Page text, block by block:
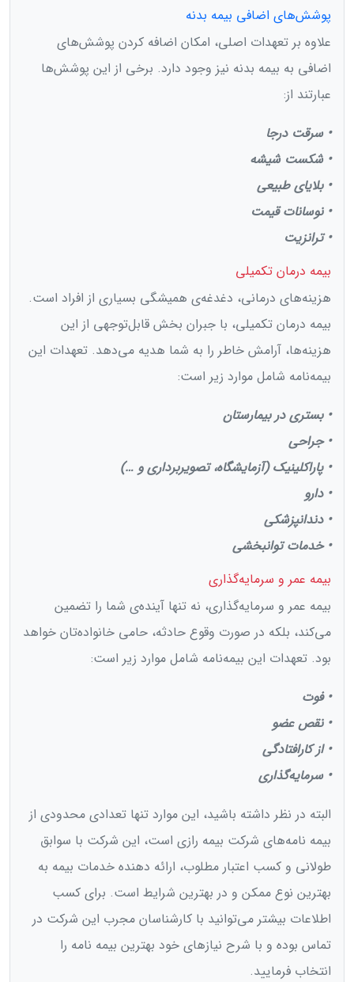
پوشش‌های اضافی بیمه بدنه
علاوه بر تعهدات اصلی، امکان اضافه کردن پوشش‌های
اضافی به بیمه بدنه نیز وجود دارد. برخی از این پوشش‌ها
عبارتند از:
• سرقت درجا
• شکست شیشه
• بلایای طبیعی
• نوسانات قیمت
• ترانزیت
بیمه درمان تکمیلی
هزینه‌های درمانی، دغدغه‌ی همیشگی بسیاری از افراد است.
بیمه درمان تکمیلی، با جبران بخش قابل‌توجهی از این
هزینه‌ها، آرامش خاطر را به شما هدیه می‌دهد. تعهدات این
بیمه‌نامه شامل موارد زیر است:
• بستری در بیمارستان
• جراحی
• پاراکلینیک (آزمایشگاه، تصویربرداری و …)
• دارو
• دندانپزشکی
• خدمات توانبخشی
بیمه عمر و سرمایه‌گذاری
بیمه عمر و سرمایه‌گذاری، نه تنها آینده‌ی شما را تضمین
می‌کند، بلکه در صورت وقوع حادثه، حامی خانواده‌تان خواهد
بود. تعهدات این بیمه‌نامه شامل موارد زیر است:
• فوت
• نقص عضو
• از کارافتادگی
• سرمایه‌گذاری
البته در نظر داشته باشید، این موارد تنها تعدادی محدودی از
بیمه‌ نامه‌های شرکت بیمه رازی است، این شرکت با سوابق
طولانی و کسب اعتبار مطلوب، ارائه دهنده خدمات بیمه به
بهترین نوع ممکن و در بهترین شرایط است. برای کسب
اطلاعات بیشتر می‌توانید با کارشناسان مجرب این شرکت در
تماس بوده و با شرح نیاز‌های خود بهترین بیمه نامه را
انتخاب فرمایید.